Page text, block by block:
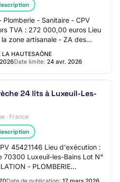
- Sanitaire - CPV
TVA : 272 000,00 euros Lieu
zone artisanale - ZA des
Lot N°…
LA HAUTESAÔNE
Date limite: 24 avr. 2026
24 lits à Luxeuil-Les-
· France
45421146 Lieu d'exécution :
70300 Luxeuil-les-Bains Lot N°
- PLOMBERIE